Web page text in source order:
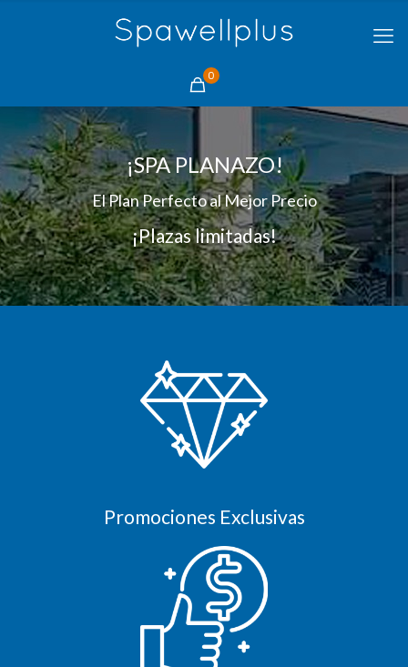
0
¡SPA PLANAZO!
El Plan Perfecto al Mejor Precio
¡Plazas limitadas!
Promociones Exclusivas